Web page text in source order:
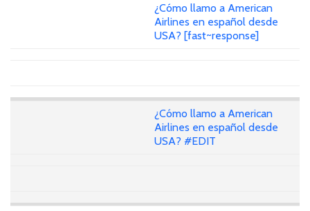
¿Cómo llamo a American
Airlines en español desde
USA? [fast~response]
¿Cómo llamo a American
Airlines en español desde
USA? #EDIT